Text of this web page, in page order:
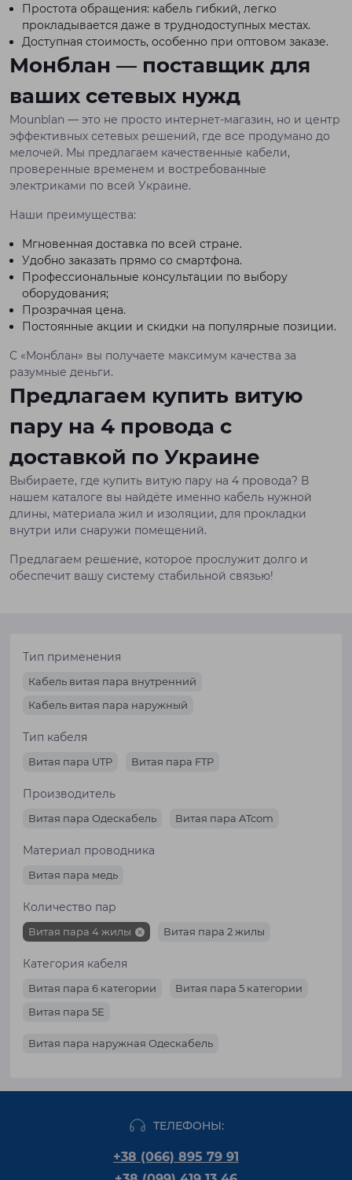
Простота обращения: кабель гибкий, легко
прокладывается даже в труднодоступных местах.
Доступная стоимость, особенно при оптовом заказе.
Монблан — поставщик для
ваших сетевых нужд
Mounblan — это не просто интернет-магазин, но и центр
эффективных сетевых решений, где все продумано до
мелочей. Мы предлагаем качественные кабели,
проверенные временем и востребованные
электриками по всей Украине.
Наши преимущества:
Мгновенная доставка по всей стране.
Удобно заказать прямо со смартфона.
Профессиональные консультации по выбору
оборудования;
Прозрачная цена.
Постоянные акции и скидки на популярные позиции.
С «Монблан» вы получаете максимум качества за
разумные деньги.
Предлагаем купить витую
пару на 4 провода с
доставкой по Украине
Выбираете, где купить витую пару на 4 провода? В
нашем каталоге вы найдёте именно кабель нужной
длины, материала жил и изоляции, для прокладки
внутри или снаружи помещений.
Предлагаем решение, которое прослужит долго и
обеспечит вашу систему стабильной связью!
Тип применения
Кабель витая пара внутренний
Кабель витая пара наружный
Тип кабеля
Витая пара UTP Витая пара FTP
Производитель
Витая пара Одескабель Витая пара ATcom
Материал проводника
Витая пара медь
Количество пар
Витая пара 4 жилы Витая пара 2 жилы
Категория кабеля
Витая пара 6 категории
Витая пара 5 категории
Витая пара 5Е
Витая пара наружная Одескабель
ТЕЛЕФОНЫ:
+38 (066) 895 79 91